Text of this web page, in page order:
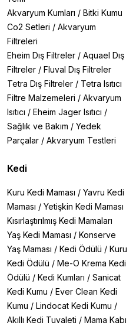
Akvaryum Kumları / Bitki Kumu
Co2 Setleri / Akvaryum
Filtreleri
Eheim Dış Filtreler / Aquael Dış
Filtreler / Fluval Dış Filtreler
Tetra Dış Filtreler / Tetra Isıtıcı
Filtre Malzemeleri / Akvaryum
Isıtıcı / Eheim Jager Isıtıcı /
Sağlık ve Bakım / Yedek
Parçalar / Akvaryum Testleri
Kedi
Kuru Kedi Maması / Yavru Kedi
Maması / Yetişkin Kedi Maması
Kısırlaştırılmış Kedi Mamaları
Yaş Kedi Maması / Konserve
Yaş Maması / Kedi Ödülü / Kuru
Kedi Ödülü / Me-O Krema Kedi
Ödülü / Kedi Kumları / Sanicat
Kedi Kumu / Ever Clean Kedi
Kumu / Lindocat Kedi Kumu /
Akıllı Kedi Tuvaleti / Mama Kabı